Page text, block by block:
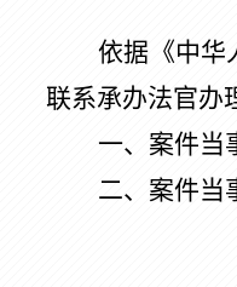
依据《中华
联系承办法官办
一、案件当
二、案件当